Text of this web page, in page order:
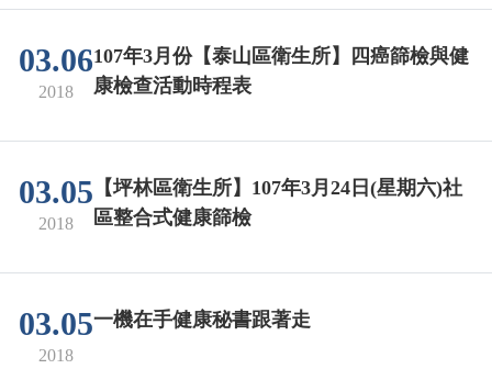
03.06
2018
107年3月份【泰山區衛生所】四癌篩檢與健
康檢查活動時程表
03.05
2018
【坪林區衛生所】107年3月24日(星期六)社
區整合式健康篩檢
03.05
2018
一機在手健康秘書跟著走